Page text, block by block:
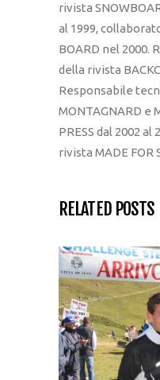
rivista
al 1999,
BOARD nel 2000.
della rivista
Responsabile
MONTAGNARD e
PRESS dal 2002
rivista MADE FOR
RELATED POSTS